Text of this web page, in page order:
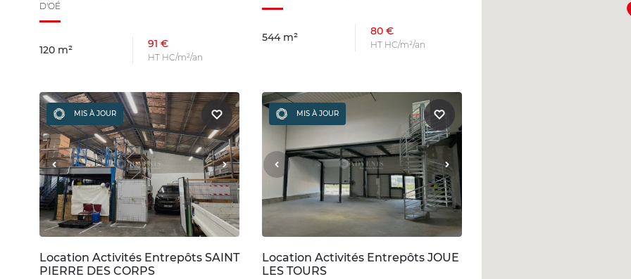
D'OÉ
120 m² 91 €
HT HC/m²/an
544 m² 80 €
HT HC/m²/an
MIS À JOUR
Location Activités Entrepôts SAINT
PIERRE DES CORPS
MIS À JOUR
Location Activités Entrepôts JOUE
LES TOURS